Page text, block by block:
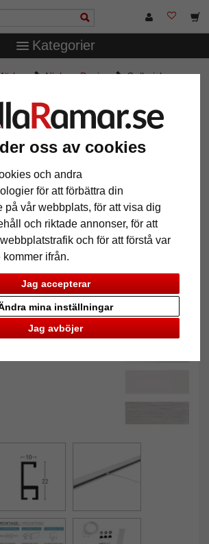
oss av cookies
och andra
för att förbättra din
på vår webbplats, för att visa dig
och riktade annonser, för att
och för att förstå var
ifrån.
Jag accepterar
Jag avböjer
mina inställningar
Kategorier
Nielsen Design
Galleriskena
Economy med